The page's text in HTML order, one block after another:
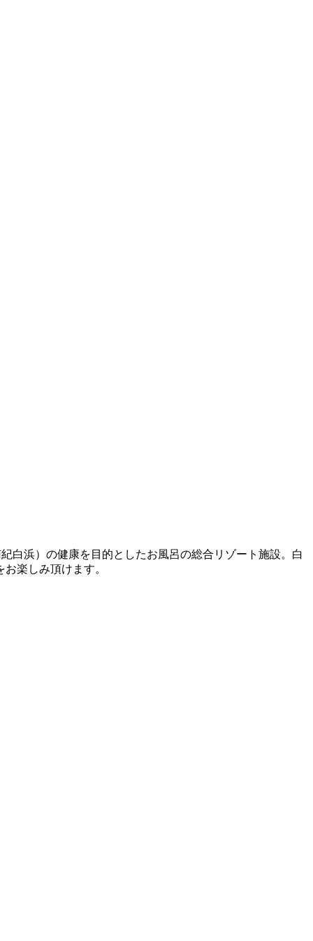
白浜）の健康を⽬的としたお⾵呂の総合リゾート施設。白
楽しみ頂けます。